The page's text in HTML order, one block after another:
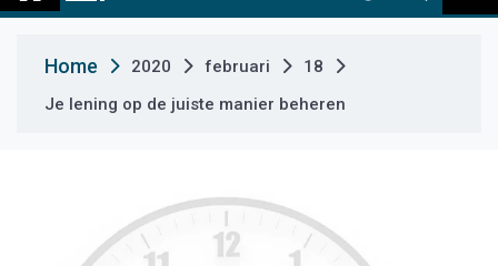
t
Home 2020 februari
18
Je lening op de juiste manier beheren